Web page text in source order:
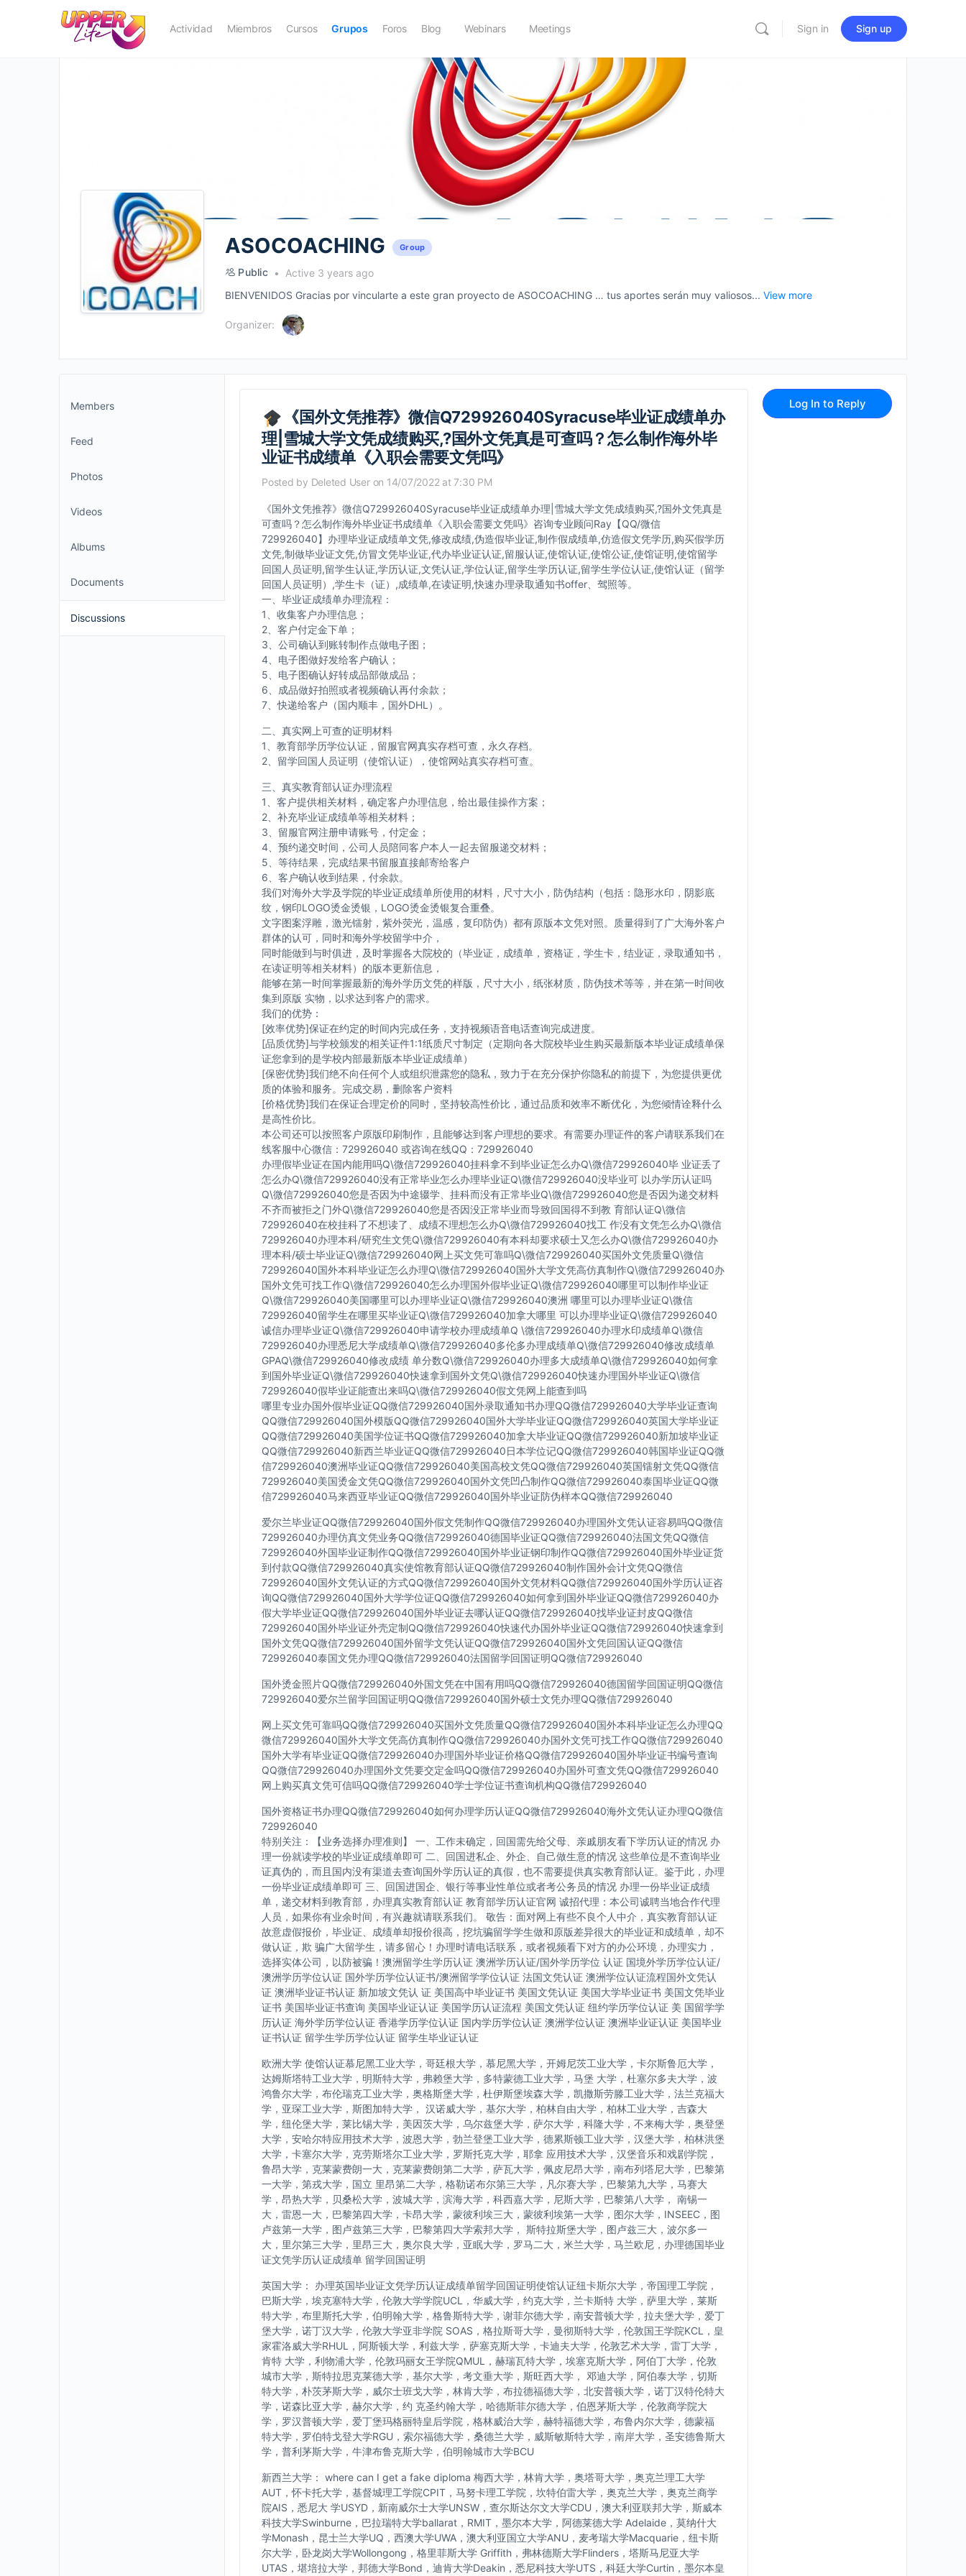
Actividad Miembros Cursos Grupos Foros Blog Webinars Meetings Sign in Sign up
ASOCOACHING Group
Public
Active 3 years ago
BIENVENIDOS Gracias por vincularte a este gran proyecto de ASOCOACHING … tus aportes serán muy valiosos... View more
Organizer:
Members
Feed
Photos
Videos
Albums
Documents
Discussions
《国外文凭推荐》微信Q729926040Syracuse毕业证成绩单办
理|雪城大学文凭成绩购买,?国外文凭真是可查吗？怎么制作海外毕
业证书成绩单《入职会需要文凭吗》
Posted by Deleted User on 14/07/2022 at 7:30 PM
《国外文凭推荐》微信Q729926040Syracuse毕业证成绩单办理|雪城大学文凭成绩购买,?国外文凭真是
可查吗？怎么制作海外毕业证书成绩单《入职会需要文凭吗》咨询专业顾问Ray【QQ/微信
729926040】办理毕业证成绩单文凭,修改成绩,伪造假毕业证,制作假成绩单,仿造假文凭学历,购买假学历
文凭,制做毕业证文凭,仿冒文凭毕业证,代办毕业证认证,留服认证,使馆认证,使馆公证,使馆证明,使馆留学
回国人员证明,留学生认证,学历认证,文凭认证,学位认证,留学生学历认证,留学生学位认证,使馆认证（留学
回国人员证明）,学生卡（证）,成绩单,在读证明,快速办理录取通知书offer、驾照等。
一、毕业证成绩单办理流程：
1、收集客户办理信息；
2、客户付定金下单；
3、公司确认到账转制作点做电子图；
4、电子图做好发给客户确认；
5、电子图确认好转成品部做成品；
6、成品做好拍照或者视频确认再付余款；
7、快递给客户（国内顺丰，国外DHL）。
二、真实网上可查的证明材料
1、教育部学历学位认证，留服官网真实存档可查，永久存档。
2、留学回国人员证明（使馆认证），使馆网站真实存档可查。
三、真实教育部认证办理流程
1、客户提供相关材料，确定客户办理信息，给出最佳操作方案；
2、补充毕业证成绩单等相关材料；
3、留服官网注册申请账号，付定金；
4、预约递交时间，公司人员陪同客户本人一起去留服递交材料；
5、等待结果，完成结果书留服直接邮寄给客户
6、客户确认收到结果，付余款。
我们对海外大学及学院的毕业证成绩单所使用的材料，尺寸大小，防伪结构（包括：隐形水印，阴影底
纹，钢印LOGO烫金烫银，LOGO烫金烫银复合重叠。
文字图案浮雕，激光镭射，紫外荧光，温感，复印防伪）都有原版本文凭对照。质量得到了广大海外客户
群体的认可，同时和海外学校留学中介，
同时能做到与时俱进，及时掌握各大院校的（毕业证，成绩单，资格证，学生卡，结业证，录取通知书，
在读证明等相关材料）的版本更新信息，
能够在第一时间掌握最新的海外学历文凭的样版，尺寸大小，纸张材质，防伪技术等等，并在第一时间收
集到原版 实物，以求达到客户的需求。
我们的优势：
[效率优势]保证在约定的时间内完成任务，支持视频语音电话查询完成进度。
[品质优势]与学校颁发的相关证件1:1纸质尺寸制定（定期向各大院校毕业生购买最新版本毕业证成绩单保
证您拿到的是学校内部最新版本毕业证成绩单）
[保密优势]我们绝不向任何个人或组织泄露您的隐私，致力于在充分保护你隐私的前提下，为您提供更优
质的体验和服务。完成交易，删除客户资料
[价格优势]我们在保证合理定价的同时，坚持较高性价比，通过品质和效率不断优化，为您倾情诠释什么
是高性价比。
本公司还可以按照客户原版印刷制作，且能够达到客户理想的要求。有需要办理证件的客户请联系我们在
线客服中心微信：729926040 或咨询在线QQ：729926040
办理假毕业证在国内能用吗Q\微信729926040挂科拿不到毕业证怎么办Q\微信729926040毕 业证丢了
怎么办Q\微信729926040没有正常毕业怎么办理毕业证Q\微信729926040没毕业可 以办学历认证吗
Q\微信729926040您是否因为中途辍学、挂科而没有正常毕业Q\微信729926040您是否因为递交材料
不齐而被拒之门外Q\微信729926040您是否因没正常毕业而导致回国得不到教 育部认证Q\微信
729926040在校挂科了不想读了、成绩不理想怎么办Q\微信729926040找工 作没有文凭怎么办Q\微信
729926040办理本科/研究生文凭Q\微信729926040有本科却要求硕士又怎么办Q\微信729926040办
理本科/硕士毕业证Q\微信729926040网上买文凭可靠吗Q\微信729926040买国外文凭质量Q\微信
729926040国外本科毕业证怎么办理Q\微信729926040国外大学文凭高仿真制作Q\微信729926040办
国外文凭可找工作Q\微信729926040怎么办理国外假毕业证Q\微信729926040哪里可以制作毕业证
Q\微信729926040美国哪里可以办理毕业证Q\微信729926040澳洲 哪里可以办理毕业证Q\微信
729926040留学生在哪里买毕业证Q\微信729926040加拿大哪里 可以办理毕业证Q\微信729926040
诚信办理毕业证Q\微信729926040申请学校办理成绩单Q \微信729926040办理水印成绩单Q\微信
729926040办理悉尼大学成绩单Q\微信729926040多伦多办理成绩单Q\微信729926040修改成绩单
GPAQ\微信729926040修改成绩 单分数Q\微信729926040办理多大成绩单Q\微信729926040如何拿
到国外毕业证Q\微信729926040快速拿到国外文凭Q\微信729926040快速办理国外毕业证Q\微信
729926040假毕业证能查出来吗Q\微信729926040假文凭网上能查到吗
哪里专业办国外假毕业证QQ微信729926040国外录取通知书办理QQ微信729926040大学毕业证查询
QQ微信729926040国外模版QQ微信729926040国外大学毕业证QQ微信729926040英国大学毕业证
QQ微信729926040美国学位证书QQ微信729926040加拿大毕业证QQ微信729926040新加坡毕业证
QQ微信729926040新西兰毕业证QQ微信729926040日本学位记QQ微信729926040韩国毕业证QQ微
信729926040澳洲毕业证QQ微信729926040美国高校文凭QQ微信729926040英国镭射文凭QQ微信
729926040美国烫金文凭QQ微信729926040国外文凭凹凸制作QQ微信729926040泰国毕业证QQ微
信729926040马来西亚毕业证QQ微信729926040国外毕业证防伪样本QQ微信729926040
爱尔兰毕业证QQ微信729926040国外假文凭制作QQ微信729926040办理国外文凭认证容易吗QQ微信
729926040办理仿真文凭业务QQ微信729926040德国毕业证QQ微信729926040法国文凭QQ微信
729926040外国毕业证制作QQ微信729926040国外毕业证钢印制作QQ微信729926040国外毕业证货
到付款QQ微信729926040真实使馆教育部认证QQ微信729926040制作国外会计文凭QQ微信
729926040国外文凭认证的方式QQ微信729926040国外文凭材料QQ微信729926040国外学历认证咨
询QQ微信729926040国外大学学位证QQ微信729926040如何拿到国外毕业证QQ微信729926040办
假大学毕业证QQ微信729926040国外毕业证去哪认证QQ微信729926040找毕业证封皮QQ微信
729926040国外毕业证外壳定制QQ微信729926040快速代办国外毕业证QQ微信729926040快速拿到
国外文凭QQ微信729926040国外留学文凭认证QQ微信729926040国外文凭回国认证QQ微信
729926040泰国文凭办理QQ微信729926040法国留学回国证明QQ微信729926040
国外烫金照片QQ微信729926040外国文凭在中国有用吗QQ微信729926040德国留学回国证明QQ微信
729926040爱尔兰留学回国证明QQ微信729926040国外硕士文凭办理QQ微信729926040
网上买文凭可靠吗QQ微信729926040买国外文凭质量QQ微信729926040国外本科毕业证怎么办理QQ
微信729926040国外大学文凭高仿真制作QQ微信729926040办国外文凭可找工作QQ微信729926040
国外大学有毕业证QQ微信729926040办理国外毕业证价格QQ微信729926040国外毕业证书编号查询
QQ微信729926040办理国外文凭要交定金吗QQ微信729926040办国外可查文凭QQ微信729926040
网上购买真文凭可信吗QQ微信729926040学士学位证书查询机构QQ微信729926040
国外资格证书办理QQ微信729926040如何办理学历认证QQ微信729926040海外文凭认证办理QQ微信
729926040
特别关注：【业务选择办理准则】 一、工作未确定，回国需先给父母、亲戚朋友看下学历认证的情况 办
理一份就读学校的毕业证成绩单即可 二、回国进私企、外企、自己做生意的情况 这些单位是不查询毕业
证真伪的，而且国内没有渠道去查询国外学历认证的真假，也不需要提供真实教育部认证。鉴于此，办理
一份毕业证成绩单即可 三、回国进国企、银行等事业性单位或者考公务员的情况 办理一份毕业证成绩
单，递交材料到教育部，办理真实教育部认证 教育部学历认证官网 诚招代理：本公司诚聘当地合作代理
人员，如果你有业余时间，有兴趣就请联系我们。 敬告：面对网上有些不良个人中介，真实教育部认证
故意虚假报价，毕业证、成绩单却报价很高，挖坑骗留学学生做和原版差异很大的毕业证和成绩单，却不
做认证，欺 骗广大留学生，请多留心！办理时请电话联系，或者视频看下对方的办公环境，办理实力，
选择实体公司，以防被骗！澳洲留学生学历认证 澳洲学历认证/国外学历学位 认证 国境外学历学位认证/
澳洲学历学位认证 国外学历学位认证书/澳洲留学学位认证 法国文凭认证 澳洲学位认证流程国外文凭认
证 澳洲毕业证书认证 新加坡文凭认 证 美国高中毕业证书 美国文凭认证 美国大学毕业证书 美国文凭毕业
证书 美国毕业证书查询 美国毕业证认证 美国学历认证流程 美国文凭认证 纽约学历学位认证 美 国留学学
历认证 海外学历学位认证 香港学历学位认证 国内学历学位认证 澳洲学位认证 澳洲毕业证认证 美国毕业
证书认证 留学生学历学位认证 留学生毕业证认证
欧洲大学 使馆认证慕尼黑工业大学，哥廷根大学，慕尼黑大学，开姆尼茨工业大学，卡尔斯鲁厄大学，
达姆斯塔特工业大学，明斯特大学，弗赖堡大学，多特蒙德工业大学，马堡 大学，杜塞尔多夫大学，波
鸿鲁尔大学，布伦瑞克工业大学，奥格斯堡大学，杜伊斯堡埃森大学，凯撒斯劳滕工业大学，法兰克福大
学，亚琛工业大学，斯图加特大学， 汉诺威大学，基尔大学，柏林自由大学，柏林工业大学，吉森大
学，纽伦堡大学，莱比锡大学，美因茨大学，乌尔兹堡大学，萨尔大学，科隆大学，不来梅大学，奥登堡
大学，安哈尔特应用技术大学，波恩大学，勃兰登堡工业大学，德累斯顿工业大学，汉堡大学，柏林洪堡
大学，卡塞尔大学，克劳斯塔尔工业大学，罗斯托克大学，耶拿 应用技术大学，汉堡音乐和戏剧学院，
鲁昂大学，克莱蒙费朗一大，克莱蒙费朗第二大学，萨瓦大学，佩皮尼昂大学，南布列塔尼大学，巴黎第
一大学，第戎大学，国立 里昂第二大学，格勒诺布尔第三大学，凡尔赛大学，巴黎第九大学，马赛大
学，昂热大学，贝桑松大学，波城大学，滨海大学，科西嘉大学，尼斯大学，巴黎第八大学， 南锡一
大，雷恩一大，巴黎第四大学，卡昂大学，蒙彼利埃三大，蒙彼利埃第一大学，图尔大学，INSEEC，图
卢兹第一大学，图卢兹第三大学，巴黎第四大学索邦大学， 斯特拉斯堡大学，图卢兹三大，波尔多一
大，里尔第三大学，里昂三大，奥尔良大学，亚眠大学，罗马二大，米兰大学，马兰欧尼，办理德国毕业
证文凭学历认证成绩单 留学回国证明
英国大学： 办理英国毕业证文凭学历认证成绩单留学回国证明使馆认证纽卡斯尔大学，帝国理工学院，
巴斯大学，埃克塞特大学，伦敦大学学院UCL，华威大学，约克大学，兰卡斯特 大学，萨里大学，莱斯
特大学，布里斯托大学，伯明翰大学，格鲁斯特大学，谢菲尔德大学，南安普顿大学，拉夫堡大学，爱丁
堡大学，诺丁汉大学，伦敦大学亚非学院 SOAS，格拉斯哥大学，曼彻斯特大学，伦敦国王学院KCL，皇
家霍洛威大学RHUL，阿斯顿大学，利兹大学，萨塞克斯大学，卡迪夫大学，伦敦艺术大学，雷丁大学，
肯特 大学，利物浦大学，伦敦玛丽女王学院QMUL，赫瑞瓦特大学，埃塞克斯大学，阿伯丁大学，伦敦
城市大学，斯特拉思克莱德大学，基尔大学，考文垂大学，斯旺西大学， 邓迪大学，阿伯泰大学，切斯
特大学，朴茨茅斯大学，威尔士班戈大学，林肯大学，布拉德福德大学，北安普顿大学，诺丁汉特伦特大
学，诺森比亚大学，赫尔大学，约 克圣约翰大学，哈德斯菲尔德大学，伯恩茅斯大学，伦敦商学院大
学，罗汉普顿大学，爱丁堡玛格丽特皇后学院，格林威治大学，赫特福德大学，布鲁内尔大学，德蒙福
特大学，罗伯特戈登大学RGU，索尔福德大学，桑德兰大学，威斯敏斯特大学，南岸大学，圣安德鲁斯大
学，普利茅斯大学，牛津布鲁克斯大学，伯明翰城市大学BCU
新西兰大学： where can I get a fake diploma 梅西大学，林肯大学，奥塔哥大学，奥克兰理工大学
AUT，怀卡托大学，基督城理工学院CPIT，马努卡理工学院，坎特伯雷大学，奥克兰大学，奥克兰商学
院AIS，悉尼大 学USYD，新南威尔士大学UNSW，查尔斯达尔文大学CDU，澳大利亚联邦大学，斯威本
科技大学Swinburne，巴拉瑞特大学ballarat，RMIT，墨尔本大学，阿德莱德大学 Adelaide，莫纳什大
学Monash，昆士兰大学UQ，西澳大学UWA，澳大利亚国立大学ANU，麦考瑞大学Macquarie，纽卡斯
尔大学，卧龙岗大学Wollongong，格里菲斯大学 Griffith，弗林德斯大学Flinders，塔斯马尼亚大学
UTAS，堪培拉大学，邦德大学Bond，迪肯大学Deakin，悉尼科技大学UTS，科廷大学Curtin，墨尔本皇
Log In to Reply